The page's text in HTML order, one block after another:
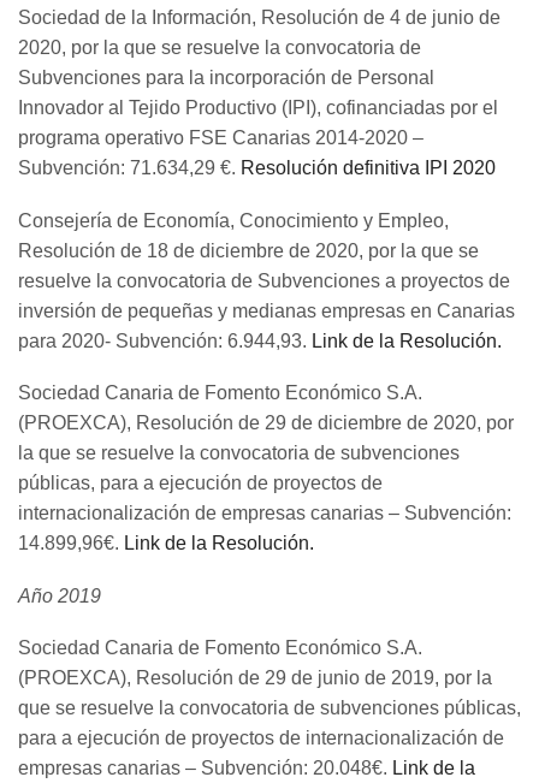
Sociedad de la Información, Resolución de 4 de junio de
2020, por la que se resuelve la convocatoria de
Subvenciones para la incorporación de Personal
Innovador al Tejido Productivo (IPI), cofinanciadas por el
programa operativo FSE Canarias 2014-2020 –
Subvención: 71.634,29 €. Resolución definitiva IPI 2020
Consejería de Economía, Conocimiento y Empleo,
Resolución de 18 de diciembre de 2020, por la que se
resuelve la convocatoria de Subvenciones a proyectos de
inversión de pequeñas y medianas empresas en Canarias
para 2020- Subvención: 6.944,93. Link de la Resolución.
Sociedad Canaria de Fomento Económico S.A.
(PROEXCA), Resolución de 29 de diciembre de 2020, por
la que se resuelve la convocatoria de subvenciones
públicas, para a ejecución de proyectos de
internacionalización de empresas canarias – Subvención:
14.899,96€. Link de la Resolución.
Año 2019
Sociedad Canaria de Fomento Económico S.A.
(PROEXCA), Resolución de 29 de junio de 2019, por la
que se resuelve la convocatoria de subvenciones públicas,
para a ejecución de proyectos de internacionalización de
empresas canarias – Subvención: 20.048€. Link de la